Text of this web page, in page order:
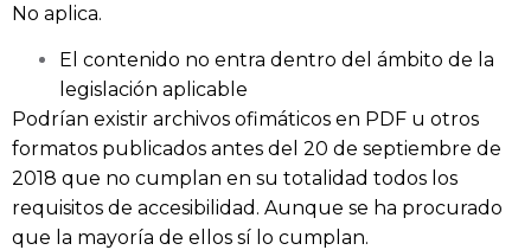
No aplica.
El contenido no entra dentro del ámbito de la
legislación aplicable
Podrían existir archivos ofimáticos en PDF u otros
formatos publicados antes del 20 de septiembre de
2018 que no cumplan en su totalidad todos los
requisitos de accesibilidad. Aunque se ha procurado
que la mayoría de ellos sí lo cumplan.